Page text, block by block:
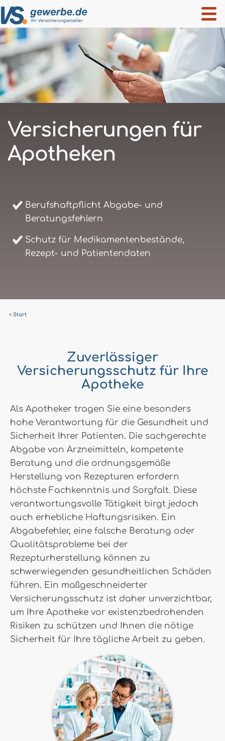
Versicherungen für
Apotheken
Berufshaftpflicht Abgabe- und
Beratungsfehlern
Schutz für Medikamentenbestände,
Rezept- und Patientendaten
Start
Zuverlässiger
Versicherungsschutz für Ihre
Apotheke
Als Apotheker tragen Sie eine besonders
hohe Verantwortung für die Gesundheit und
Sicherheit Ihrer Patienten. Die sachgerechte
Abgabe von Arzneimitteln, kompetente
Beratung und die ordnungsgemäße
Herstellung von Rezepturen erfordern
höchste Fachkenntnis und Sorgfalt. Diese
verantwortungsvolle Tätigkeit birgt jedoch
auch erhebliche Haftungsrisiken. Ein
Abgabefehler, eine falsche Beratung oder
Qualitätsprobleme bei der
Rezepturherstellung können zu
schwerwiegenden gesundheitlichen Schäden
führen. Ein maßgeschneiderter
Versicherungsschutz ist daher unverzichtbar,
um Ihre Apotheke vor existenzbedrohenden
Risiken zu schützen und Ihnen die nötige
Sicherheit für Ihre tägliche Arbeit zu geben.